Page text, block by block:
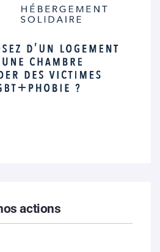
actions